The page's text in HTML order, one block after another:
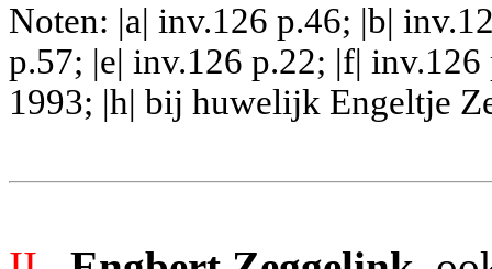
Noten: |a| inv.126 p.46; |b|
p.57; |e| inv.126 p.22; |f|
1993; |h| bij huwelijk Engeltje